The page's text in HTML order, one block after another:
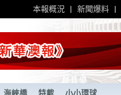
本報概況 新聞爆料